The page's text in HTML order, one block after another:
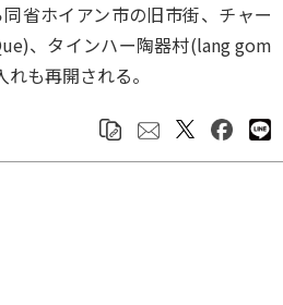
省ホイアン市の旧市街、チャー
、タインハー陶器村(lang gom
も再開される。